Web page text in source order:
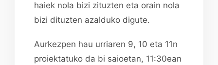
haiek nola bizi zituzten eta orain nola
bizi dituzten azalduko digute.
Aurkezpen hau urriaren 9, 10 eta 11n
proiektatuko da bi saioetan, 11:30ean